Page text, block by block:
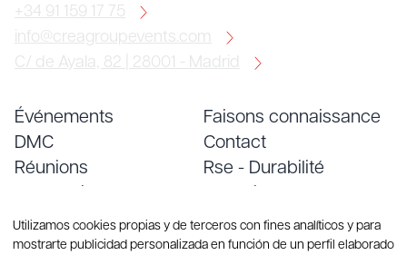
+34 91 159 17 75
info@creagroupevents.com
C/ de Ayala, 82 | 28001 - Madrid
Événements
DMC
Réunions
Services
Faisons connaissance
Contact
Rse - Durabilité
Blog
Utilizamos cookies propias y de terceros con fines analíticos y para
mostrarte publicidad personalizada en función de un perfil elaborado